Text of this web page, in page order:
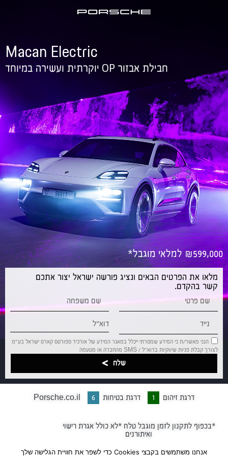
Macan Electric
חבילת אבזור OP יוקרתית ועשירה במיוחד
₪599,000 למלאי מוגבל*
מלאו את הפרטים הבאים ונציג פורשה ישראל יצור אתכם
קשר בהקדם.
הנני מאשר/ת כי המידע שמסרתי ייכלל במאגר המידע של אורכיד ספורטס קארס ישראל בע”מ
לצורך קבלת פניות שיווקיות בדוא”ל / SMS מהחברה או מטעמה
שלח
דרגת זיהום 1 דרגת בטיחות 6
*בכפוף לתקנון לזמן מוגבל טלח *לא כולל אגרת רישוי
ואיתורנים
אנחנו משתמשים בקבצי Cookies כדי לשפר את חוויית הגלישה שלך